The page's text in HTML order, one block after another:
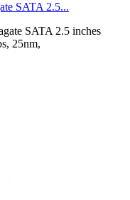
SATA 2.5...
SATA 2.5 inches
25nm,